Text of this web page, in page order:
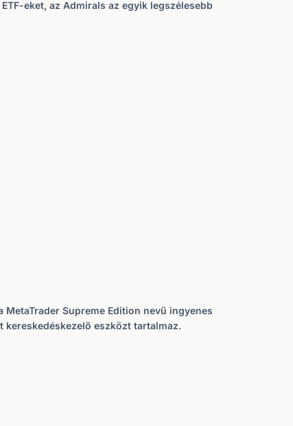
eket, az Admirals az egyik legszélesebb
Supreme Edition nevű ingyenes
eszközt tartalmaz.